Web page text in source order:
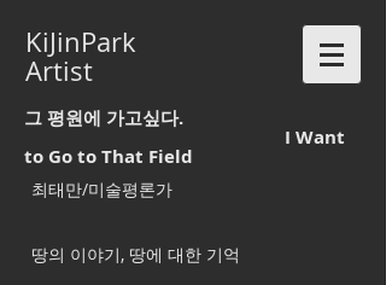
KiJinPark
Artist
그 평원에 가고싶다.
I Want
to Go to That Field
최태만/미술평론가
땅의 이야기, 땅에 대한 기억